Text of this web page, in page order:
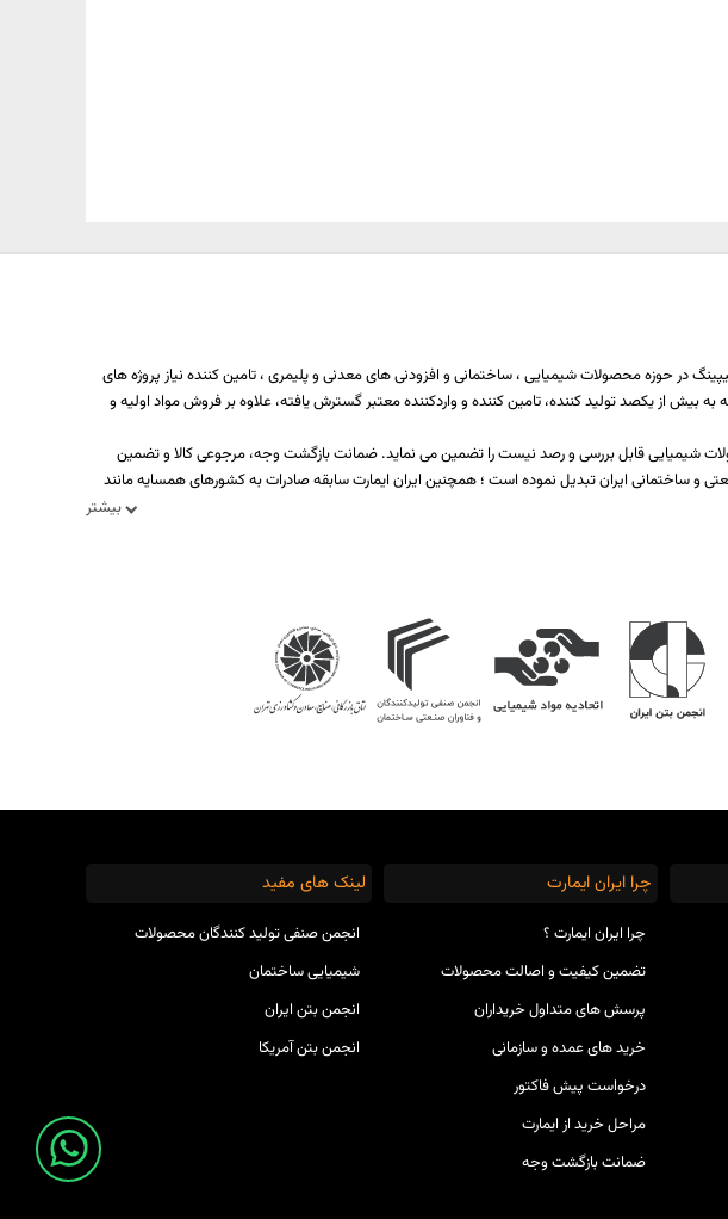
بیشتر
در حوزه محصولات شیمیایی ، ساختمانی و افزودنی های معدنی و پلیمری ، تامین کننده نیاز پروژه های
نموده و هم اکنون با شرکای تجاری خود که به بیش از یکصد تولید کننده، تامین کننده و واردکننده معتبر گسترش یافته، علاوه بر فروش مواد اولیه و
شیمیایی قابل بررسی و رصد نیست را تضمین می نماید. ضمانت بازگشت وجه، مرجوعی کالا و تضمین
ساختمانی ایران تبدیل نموده است ؛ همچنین ایران ایمارت سابقه صادرات به کشورهای همسایه مانند
چرا ایران ایمارت
چرا ایران ایمارت ؟
تضمین کیفیت و اصالت محصولات
پرسش های متداول خریداران
خرید های عمده و سازمانی
درخواست پیش فاکتور
مراحل خرید از ایمارت
ضمانت بازگشت وجه
لینک های مفید
انجمن صنفی تولید کنندگان محصولات
شیمیایی ساختمان
انجمن بتن ایران
انجمن بتن آمریکا